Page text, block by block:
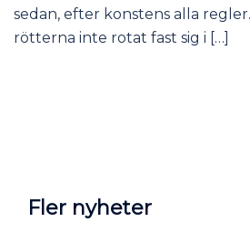
sedan, efter konstens alla
rötterna inte rotat fast sig i […]
Fler nyheter